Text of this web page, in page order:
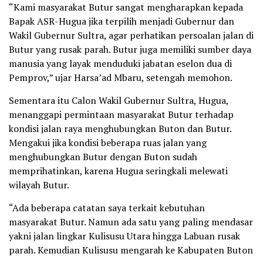
“Kami masyarakat Butur sangat mengharapkan kepada
Bapak ASR-Hugua jika terpilih menjadi Gubernur dan
Wakil Gubernur Sultra, agar perhatikan persoalan jalan di
Butur yang rusak parah. Butur juga memiliki sumber daya
manusia yang layak menduduki jabatan eselon dua di
Pemprov,” ujar Harsa’ad Mbaru, setengah memohon.
Sementara itu Calon Wakil Gubernur Sultra, Hugua,
menanggapi permintaan masyarakat Butur terhadap
kondisi jalan raya menghubungkan Buton dan Butur.
Mengakui jika kondisi beberapa ruas jalan yang
menghubungkan Butur dengan Buton sudah
memprihatinkan, karena Hugua seringkali melewati
wilayah Butur.
“Ada beberapa catatan saya terkait kebutuhan
masyarakat Butur. Namun ada satu yang paling mendasar
yakni jalan lingkar Kulisusu Utara hingga Labuan rusak
parah. Kemudian Kulisusu mengarah ke Kabupaten Buton